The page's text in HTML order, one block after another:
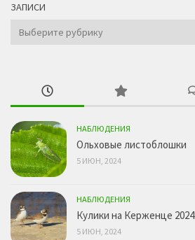
ЗАПИСИ
Записи
НАБЛЮДЕНИЯ
Ольховые листоблошки
5 ИЮН, 2024
НАБЛЮДЕНИЯ
Кулики на Керженце 2024
5 ИЮН, 2024